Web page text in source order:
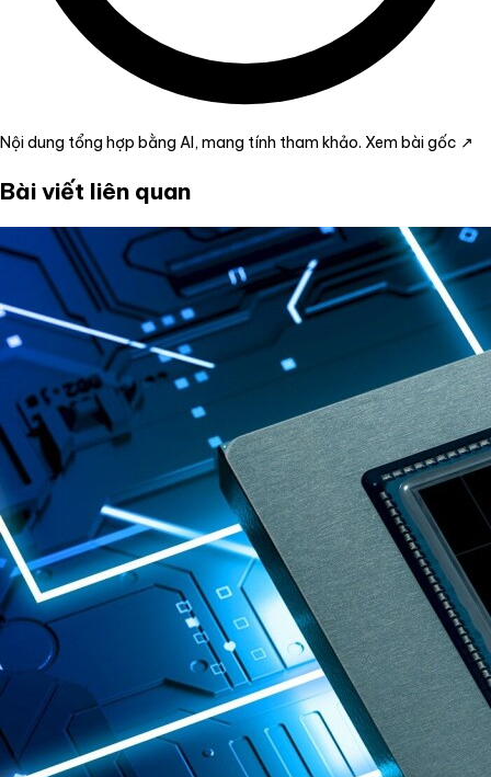
Nội dung tổng hợp bằng AI, mang tính tham khảo. Xem bài gốc ↗
Bài viết liên quan